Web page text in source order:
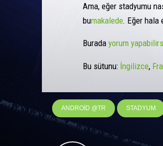
Ama, eğer stadyumu
bumakalede. Eğer hala
Burada yorum
Bu sütunu: İngilizce
ANDROID @TR STADYUM